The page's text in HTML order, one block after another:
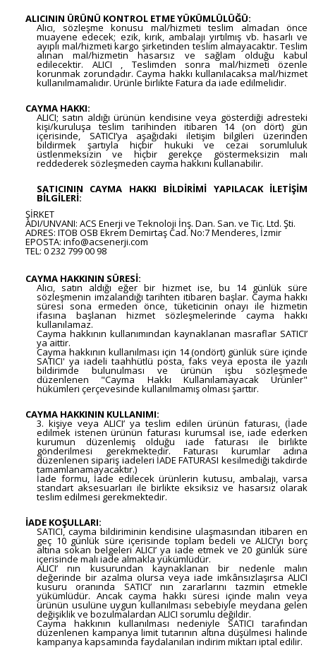
ALICININ ÜRÜNÜ KONTROL ETME YÜKÜMLÜLÜĞÜ:
Alıcı, sözleşme konusu mal/hizmeti teslim almadan önce
muayene edecek; ezik, kırık, ambalajı yırtılmış vb. hasarlı ve
ayıplı mal/hizmeti kargo şirketinden teslim almayacaktır. Teslim
alınan mal/hizmetin hasarsız ve sağlam olduğu kabul
edilecektir. ALICI , Teslimden sonra mal/hizmeti özenle
korunmak zorundadır. Cayma hakkı kullanılacaksa mal/hizmet
kullanılmamalıdır. Ürünle birlikte Fatura da iade edilmelidir.
CAYMA HAKKI:
ALICI; satın aldığı ürünün kendisine veya gösterdiği adresteki
kişi/kuruluşa teslim tarihinden itibaren 14 (on dört) gün
içerisinde, SATICI’ya aşağıdaki iletişim bilgileri üzerinden
bildirmek şartıyla hiçbir hukuki ve cezai sorumluluk
üstlenmeksizin ve hiçbir gerekçe göstermeksizin malı
reddederek sözleşmeden cayma hakkını kullanabilir.
SATICININ CAYMA HAKKI BİLDİRİMİ YAPILACAK İLETİŞİM
BİLGİLERİ:
ŞİRKET
ADI/UNVANI: ACS Enerji ve Teknoloji İnş. Dan. San. ve Tic. Ltd. Şti.
ADRES: ITOB OSB Ekrem Demirtaş Cad. No:7 Menderes, İzmir
EPOSTA: info@acsenerji.com
TEL: 0 232 799 00 98
CAYMA HAKKININ SÜRESİ:
Alıcı, satın aldığı eğer bir hizmet ise, bu 14 günlük süre
sözleşmenin imzalandığı tarihten itibaren başlar. Cayma hakkı
süresi sona ermeden önce, tüketicinin onayı ile hizmetin
ifasına başlanan hizmet sözleşmelerinde cayma hakkı
kullanılamaz.
Cayma hakkının kullanımından kaynaklanan masraflar SATICI’
ya aittir.
Cayma hakkının kullanılması için 14 (ondört) günlük süre içinde
SATICI' ya iadeli taahhütlü posta, faks veya eposta ile yazılı
bildirimde bulunulması ve ürünün işbu sözleşmede
düzenlenen "Cayma Hakkı Kullanılamayacak Ürünler"
hükümleri çerçevesinde kullanılmamış olması şarttır.
CAYMA HAKKININ KULLANIMI:
3. kişiye veya ALICI’ ya teslim edilen ürünün faturası, (İade
edilmek istenen ürünün faturası kurumsal ise, iade ederken
kurumun düzenlemiş olduğu iade faturası ile birlikte
gönderilmesi gerekmektedir. Faturası kurumlar adına
düzenlenen sipariş iadeleri İADE FATURASI kesilmediği takdirde
tamamlanamayacaktır.)
İade formu, İade edilecek ürünlerin kutusu, ambalajı, varsa
standart aksesuarları ile birlikte eksiksiz ve hasarsız olarak
teslim edilmesi gerekmektedir.
İADE KOŞULLARI:
SATICI, cayma bildiriminin kendisine ulaşmasından itibaren en
geç 10 günlük süre içerisinde toplam bedeli ve ALICI’yı borç
altına sokan belgeleri ALICI’ ya iade etmek ve 20 günlük süre
içerisinde malı iade almakla yükümlüdür.
ALICI’ nın kusurundan kaynaklanan bir nedenle malın
değerinde bir azalma olursa veya iade imkânsızlaşırsa ALICI
kusuru oranında SATICI’ nın zararlarını tazmin etmekle
yükümlüdür. Ancak cayma hakkı süresi içinde malın veya
ürünün usulüne uygun kullanılması sebebiyle meydana gelen
değişiklik ve bozulmalardan ALICI sorumlu değildir.
Cayma hakkının kullanılması nedeniyle SATICI tarafından
düzenlenen kampanya limit tutarının altına düşülmesi halinde
kampanya kapsamında faydalanılan indirim miktarı iptal edilir.